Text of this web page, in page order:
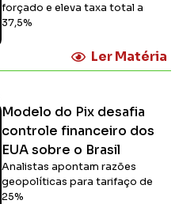
forçado e eleva taxa total a
37,5%
Ler Matéria
Modelo do Pix desafia
controle financeiro dos
EUA sobre o Brasil
Analistas apontam razões
geopolíticas para tarifaço de
25%